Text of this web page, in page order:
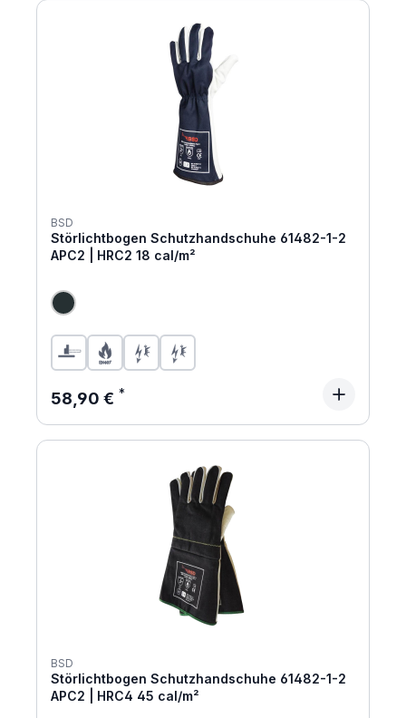
BSD
Störlichtbogen Schutzhandschuhe 61482-1-2
APC2 | HRC2 18 cal/m²
Regulärer Preis:
58,90 €
BSD
Störlichtbogen Schutzhandschuhe 61482-1-2
APC2 | HRC4 45 cal/m²